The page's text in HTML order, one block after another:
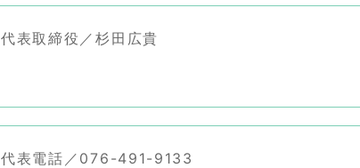
代表取締役／杉田広貴
代表電話／076-491-9133